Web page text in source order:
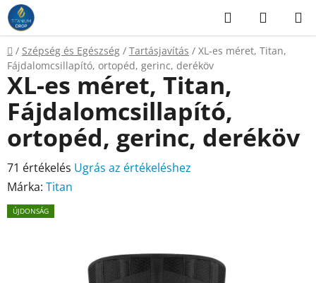
Ugrás
fő
tartalomhoz
KeresésKOSÁR
Kezdőlap
/ Szépség és Egészség / Tartásjavítás / XL-es méret, Titan,
Fájdalomcsillapító, ortopéd, gerinc, deréköv
XL-es méret, Titan,
Fájdalomcsillapító,
ortopéd, gerinc, deréköv
A
termék
átlagos
71 értékelés Ugrás az értékeléshez
Márka: Titan
ÚJDONSÁG